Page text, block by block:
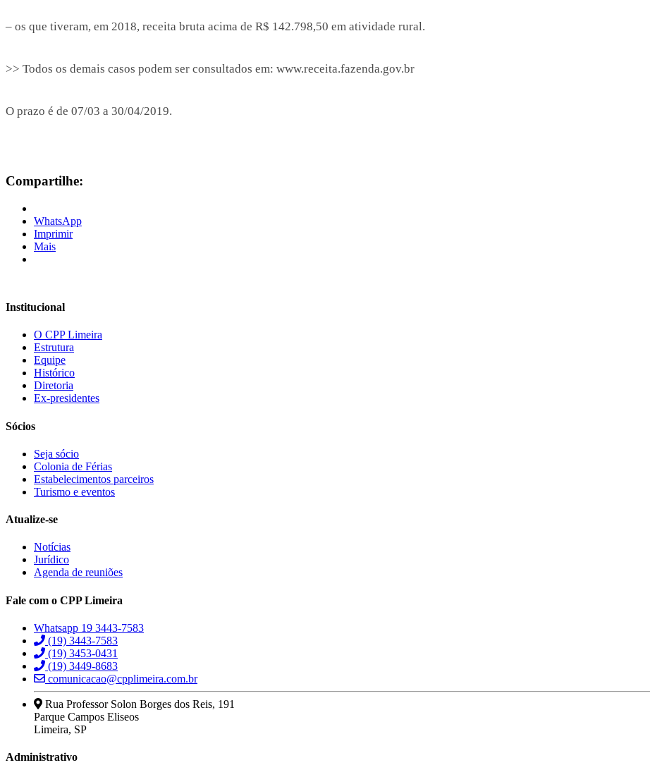
– os que tiveram, em 2018, receita bruta acima de R$ 142.798,50 em atividade rural.
>> Todos os demais casos podem ser consultados em: www.receita.fazenda.gov.br
O prazo é de 07/03 a 30/04/2019.
Compartilhe:
WhatsApp
Imprimir
Mais
Institucional
O CPP Limeira
Estrutura
Equipe
Histórico
Diretoria
Ex-presidentes
Sócios
Seja sócio
Colonia de Férias
Estabelecimentos parceiros
Turismo e eventos
Atualize-se
Notícias
Jurídico
Agenda de reuniões
Fale com o CPP Limeira
Whatsapp 19 3443-7583
(19) 3443-7583
(19) 3453-0431
(19) 3449-8683
comunicacao@cpplimeira.com.br
Rua Professor Solon Borges dos Reis, 191
Parque Campos Eliseos
Limeira, SP
Administrativo